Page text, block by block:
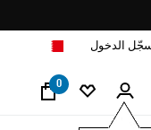
الدخول
0